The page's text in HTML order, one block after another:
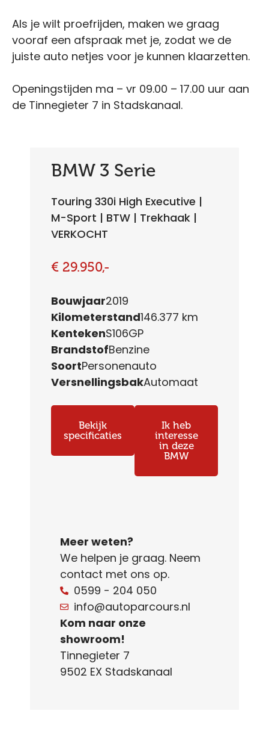
Als je wilt proefrijden, maken we graag
vooraf een afspraak met je, zodat we de
juiste auto netjes voor je kunnen klaarzetten.
Openingstijden ma – vr 09.00 – 17.00 uur aan
de Tinnegieter 7 in Stadskanaal.
BMW 3 Serie
Touring 330i High Executive |
M-Sport | BTW | Trekhaak |
VERKOCHT
€ 29.950,-
Bouwjaar2019
Kilometerstand146.377 km
KentekenS106GP
BrandstofBenzine
SoortPersonenauto
VersnellingsbakAutomaat
Bekijk
specificaties
Ik heb
interesse
in deze
BMW
Meer weten?
We helpen je graag. Neem
contact met ons op.
0599 - 204 050
info@autoparcours.nl
Kom naar onze
showroom!
Tinnegieter 7
9502 EX Stadskanaal